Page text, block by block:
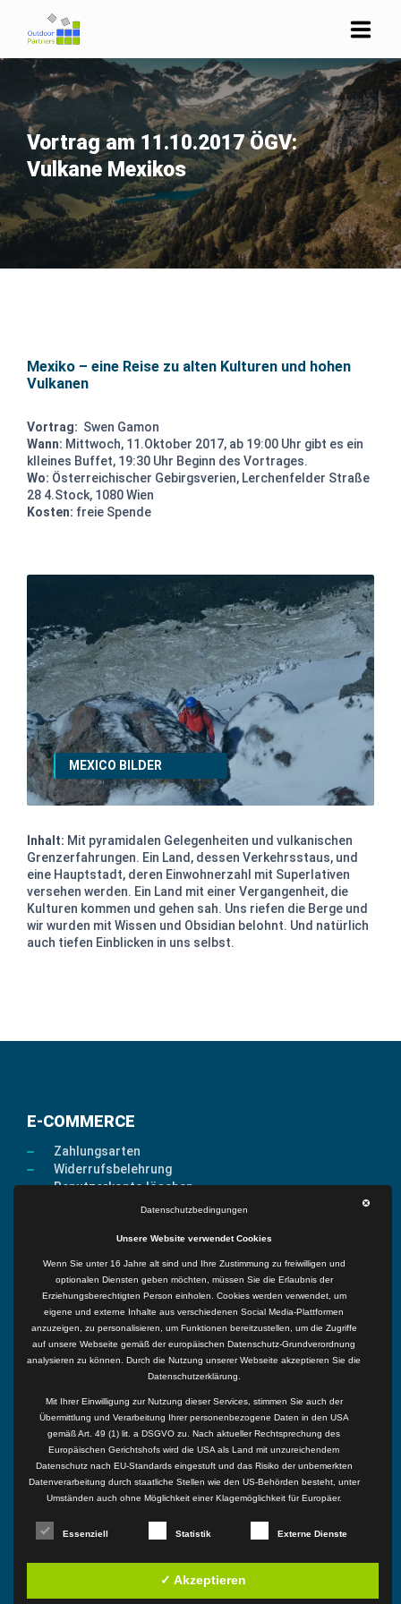
STARTSEITE
UNTERNEHMEN
LEHRBETRIEBE
SCHULE
SEMINARE
ÜBER UNS
Vortrag am 11.10.2017 ÖGV:
Vulkane Mexikos
Mexiko – eine Reise zu alten Kulturen und hohen
Vulkanen
Vortrag: Swen Gamon
Wann: Mittwoch, 11.Oktober 2017, ab 19:00 Uhr gibt es ein
klleines Buffet, 19:30 Uhr Beginn des Vortrages.
Wo: Österreichischer Gebirgsverien, Lerchenfelder Straße
28 4.Stock, 1080 Wien
Kosten: freie Spende
MEXICO BILDER
Inhalt: Mit pyramidalen Gelegenheiten und vulkanischen
Grenzerfahrungen. Ein Land, dessen Verkehrsstaus, und
eine Hauptstadt, deren Einwohnerzahl mit Superlativen
versehen werden. Ein Land mit einer Vergangenheit, die
Kulturen kommen und gehen sah. Uns riefen die Berge und
wir wurden mit Wissen und Obsidian belohnt. Und natürlich
auch tiefen Einblicken in uns selbst.
E-COMMERCE
Zahlungsarten
Widerrufsbelehrung
Benutzerkonto löschen
RECHTLICHES
Datenschutzbelehrung
Cookie Information
Datenauszug
AGB
Impressum
OUTDOORPARTNERS
Swen Gamon
+43 650 50 222 50
office@outdoorpartners.at
SOCIAL CHANNELS
Datenschutzbedingungen
Unsere Website verwendet Cookies
Wenn Sie unter 16 Jahre alt sind und Ihre Zustimmung zu freiwilligen und
optionalen Diensten geben möchten, müssen Sie die Erlaubnis der
Erziehungsberechtigten Person einholen. Cookies werden verwendet, um
eigene und externe Inhalte aus verschiedenen Social Media-Plattformen
anzuzeigen, zu personalisieren, um Funktionen bereitzustellen, um die Zugriffe
auf unsere Webseite gemäß der europäischen Datenschutz-Grundverordnung
analysieren zu können. Durch die Nutzung unserer Webseite akzeptieren Sie die
Datenschutzerklärung.
Mit Ihrer Einwilligung zur Nutzung dieser Services, stimmen Sie auch der
Übermittlung und Verarbeitung Ihrer personenbezogene Daten in den USA
gemäß Art. 49 (1) lit. a DSGVO zu. Nach aktueller Rechtsprechung des
Europäischen Gerichtshofs wird die USA als Land mit unzureichendem
Datenschutz nach EU-Standards eingestuft und das Risiko der unbemerkten
Datenverarbeitung durch staatliche Stellen wie den US-Behörden besteht, unter
Umständen auch ohne Möglichkeit einer Klagemöglichkeit für Europäer.
Essenziell Statistik Externe Dienste
✓ Akzeptieren